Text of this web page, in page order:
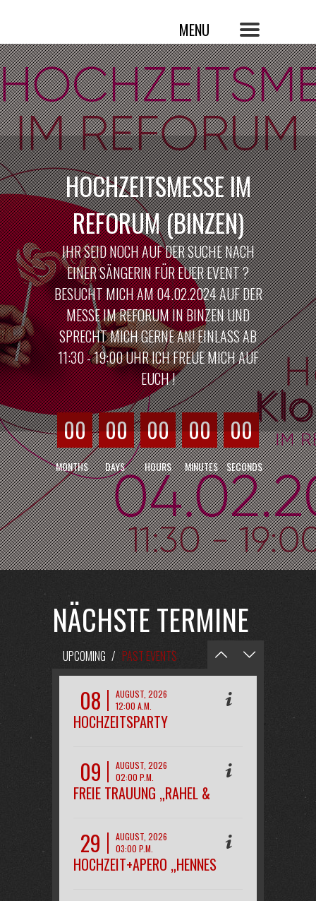
HOCHZEITSMESSE IM
REFORUM (BINZEN)
IHR SEID NOCH AUF DER SUCHE NACH
EINER SÄNGERIN FÜR EUER EVENT ?
BESUCHT MICH AM 04.02.2024 AUF DER
MESSE IM REFORUM IN BINZEN UND
SPRECHT MICH GERNE AN! EINLASS AB
11:30 - 19:00 UHR ICH FREUE MICH AUF
EUCH !
00 00 00 00 00
MONTHS DAYS HOURS MINUTES SECONDS
NÄCHSTE TERMINE
UPCOMING / PAST EVENTS
08
AUGUST, 2026
12:00 A.M.
HOCHZEITSPARTY
09
AUGUST, 2026
02:00 P.M.
FREIE TRAUUNG „RAHEL &
29
AUGUST, 2026
03:00 P.M.
HOCHZEIT+APERO „HENNES